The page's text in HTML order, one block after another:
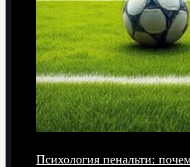
Психология пенальти: